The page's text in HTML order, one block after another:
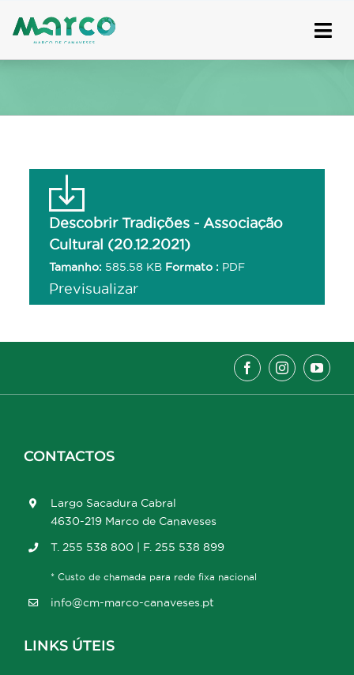
to
Descobrir Tradições - Associação
Cultural (20.12.2021)
Tamanho: 585.58 KB Formato : PDF
Previsualizar
CONTACTOS
Largo Sacadura Cabral
4630-219 Marco de Canaveses
T. 255 538 800 | F. 255 538 899
* Custo de chamada para rede fixa nacional
info@cm-marco-canaveses.pt
LINKS ÚTEIS